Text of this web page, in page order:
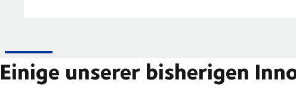
Einige unserer bisherigen